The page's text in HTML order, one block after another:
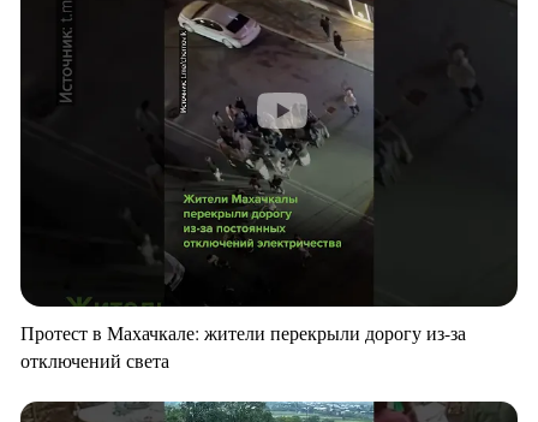
Протест в Махачкале: жители перекрыли дорогу из-за
отключений света